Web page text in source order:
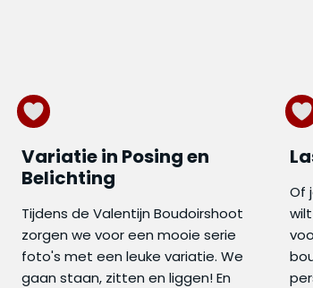
Variatie in Posing en
Belichting
Tijdens de Valentijn Boudoirshoot
zorgen we voor een mooie serie
foto's met een leuke variatie. We
gaan staan, zitten en liggen! En
Of